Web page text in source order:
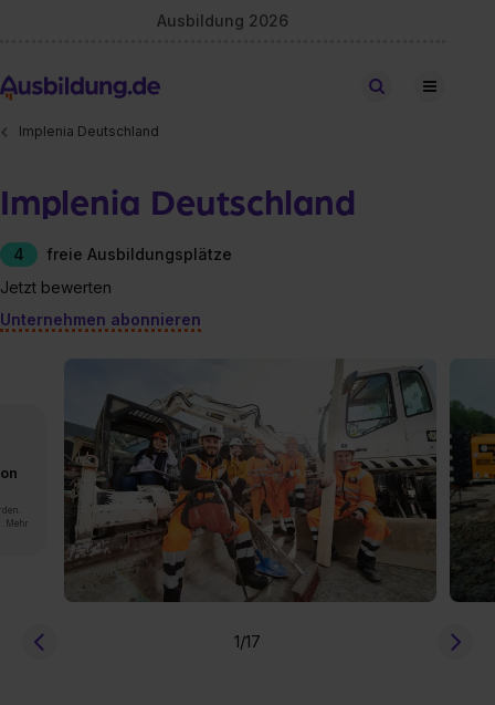
Ausbildung 2026
Stellen finden
Implenia Deutschland
Implenia Deutschland
4
freie Ausbildungsplätze
Jetzt bewerten
Unternehmen abonnieren
Mehr
1/17